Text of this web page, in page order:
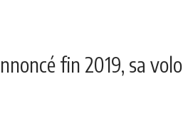
fin 2019, sa